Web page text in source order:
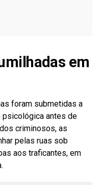
em
foram submetidas a
antes de
criminosos, as
pelas ruas sob
aos traficantes, em